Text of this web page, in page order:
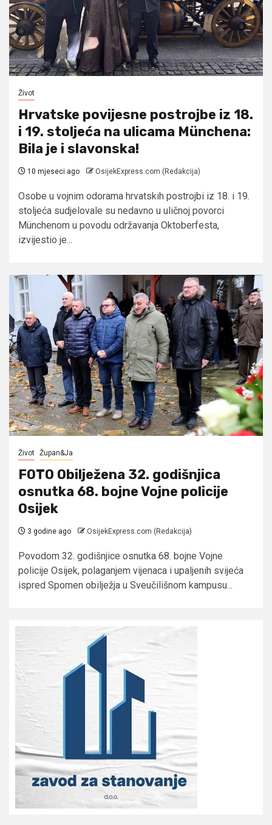
Život
Hrvatske povijesne postrojbe iz 18.
i 19. stoljeća na ulicama Münchena:
Bila je i slavonska!
10 mjeseci ago OsijekExpress.com (Redakcija)
Osobe u vojnim odorama hrvatskih postrojbi iz 18. i 19.
stoljeća sudjelovale su nedavno u uličnoj povorci
Münchenom u povodu održavanja Oktoberfesta,
izvijestio je...
Život Župan&Ja
FOTO Obilježena 32. godišnjica
osnutka 68. bojne Vojne policije
Osijek
3 godine ago OsijekExpress.com (Redakcija)
Povodom 32. godišnjice osnutka 68. bojne Vojne
policije Osijek, polaganjem vijenaca i upaljenih svijeća
ispred Spomen obilježja u Sveučilišnom kampusu...